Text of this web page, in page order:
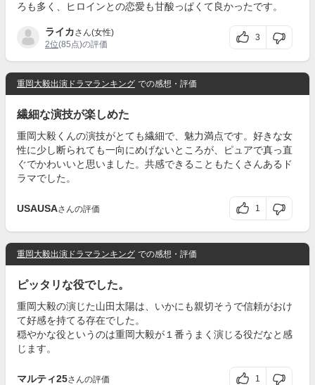
ろも多く、ヒロインとの恋愛も甘酸っぱくて良かったです。
ライカさん(女性)
2位(85点)の評価
3
重岡大毅出演ドラマランキング での感想・評価
繊細な演技が楽しめた
重岡大毅くんの演技がとても繊細で、魅力満点です。好きな女
性に少し断られても一向にめげないところが、ピュアで真っ直
ぐでかわいいと思いました。共感できることもたくさんあるド
ラマでした。
USAUSAさんの評価 1
重岡大毅出演ドラマランキング での感想・評価
ピッタリな役でした。
重岡大毅の演じた山田太陽は、いかにも親切そうで信頼がおけ
て好感を持てる存在でした。
穏やかな役というのは重岡大毅が１番うまく演じる役だなと感
じます。
マルティ25さんの評価 1